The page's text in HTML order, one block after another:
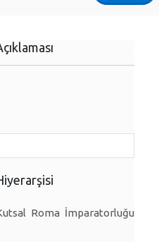
Roma İmparatorluğu